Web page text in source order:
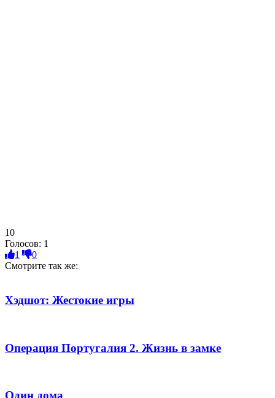
10
Голосов: 1
1
0
Смотрите так же:
Хэдшот: Жестокие игры
Операция Португалия 2. Жизнь в замке
Один дома